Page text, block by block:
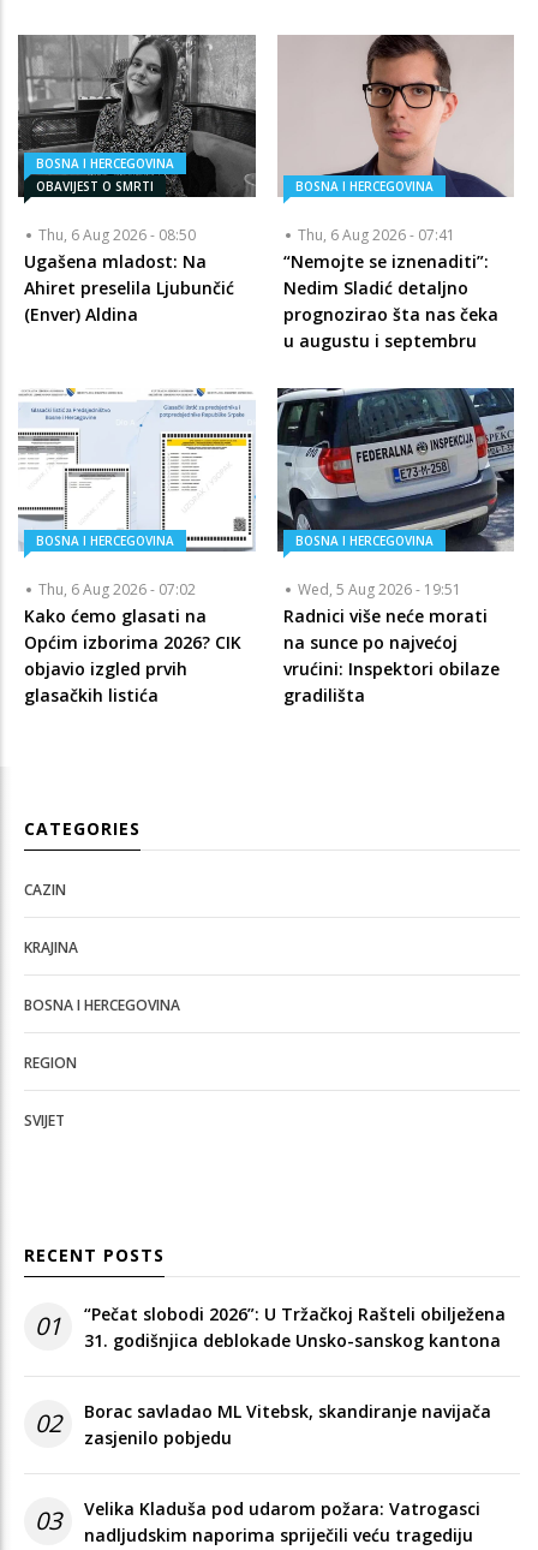
BOSNA I HERCEGOVINA
OBAVIJEST O SMRTI
Thu, 6 Aug 2026 - 08:50
Ugašena mladost: Na
Ahiret preselila Ljubunčić
(Enver) Aldina
BOSNA I HERCEGOVINA
Thu, 6 Aug 2026 - 07:41
“Nemojte se iznenaditi”:
Nedim Sladić detaljno
prognozirao šta nas čeka
u augustu i septembru
BOSNA I HERCEGOVINA
Thu, 6 Aug 2026 - 07:02
Kako ćemo glasati na
Općim izborima 2026? CIK
objavio izgled prvih
glasačkih listića
BOSNA I HERCEGOVINA
Wed, 5 Aug 2026 - 19:51
Radnici više neće morati
na sunce po najvećoj
vrućini: Inspektori obilaze
gradilišta
CATEGORIES
CAZIN
KRAJINA
BOSNA I HERCEGOVINA
REGION
SVIJET
RECENT POSTS
01
“Pečat slobodi 2026”: U Tržačkoj Rašteli obilježena
31. godišnjica deblokade Unsko-sanskog kantona
02
Borac savladao ML Vitebsk, skandiranje navijača
zasjenilo pobjedu
03
Velika Kladuša pod udarom požara: Vatrogasci
nadljudskim naporima spriječili veću tragediju